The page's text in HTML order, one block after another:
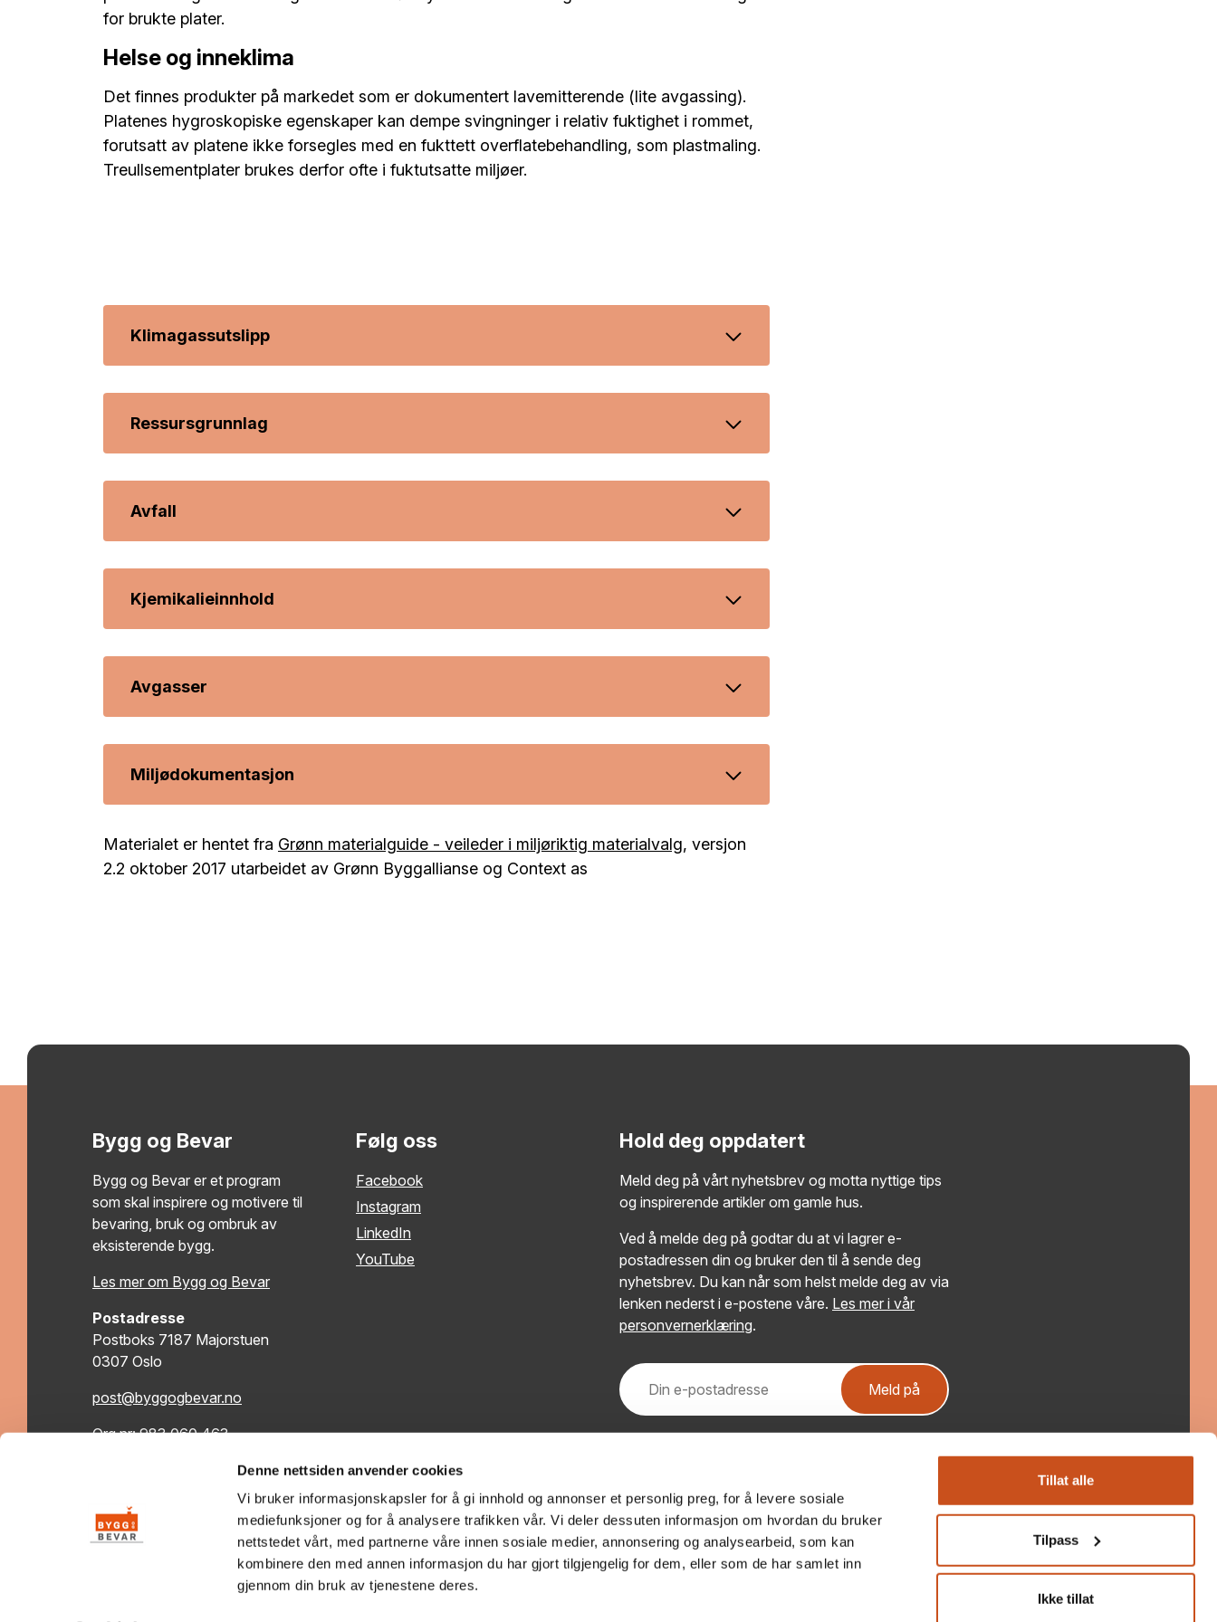
Denne nettsiden anvender cookies
Vi bruker informasjonskapsler for å gi innhold og annonser et personlig preg, for å levere sosiale
mediefunksjoner og for å analysere trafikken vår. Vi deler dessuten informasjon om hvordan du bruker
nettstedet vårt, med partnerne våre innen sosiale medier, annonsering og analysearbeid, som kan
kombinere den med annen informasjon du har gjort tilgjengelig for dem, eller som de har samlet inn
gjennom din bruk av tjenestene deres.
Tillat alle
Tilpass
Ikke tillat
for brukte plater.
Helse og inneklima
Det finnes produkter på markedet som er dokumentert lavemitterende (lite avgassing).
Platenes hygroskopiske egenskaper kan dempe svingninger i relativ fuktighet i rommet,
forutsatt av platene ikke forsegles med en fukttett overflatebehandling, som plastmaling.
Treullsementplater brukes derfor ofte i fuktutsatte miljøer.
Klimagassutslipp
Ressursgrunnlag
Avfall
Kjemikalieinnhold
Avgasser
Miljødokumentasjon
Materialet er hentet fra Grønn materialguide - veileder i miljøriktig materialvalg, versjon
2.2 oktober 2017 utarbeidet av Grønn Byggallianse og Context as
Bygg og Bevar
Bygg og Bevar er et program
som skal inspirere og motivere til
bevaring, bruk og ombruk av
eksisterende bygg.
Les mer om Bygg og Bevar
Postadresse
Postboks 7187 Majorstuen
0307 Oslo
post@byggogbevar.no
Org.nr: 983 060 463
Følg oss
Facebook
Instagram
LinkedIn
YouTube
Hold deg oppdatert
Meld deg på vårt nyhetsbrev og motta nyttige tips
og inspirerende artikler om gamle hus.
Ved å melde deg på godtar du at vi lagrer e-
postadressen din og bruker den til å sende deg
nyhetsbrev. Du kan når som helst melde deg av via
lenken nederst i e-postene våre. Les mer i vår
personvernerklæring.
Meld på
Nyhetsbrevet gir deg aktuelle saker og tips om kurs
og arrangementer. Sendes ut ca hver 3 uke
Ja, takk!